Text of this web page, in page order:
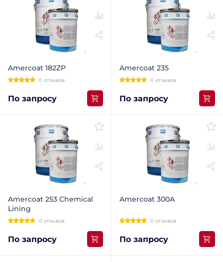
Amercoat 182ZP
0 отзывов
По запросу
Amercoat 235
0 отзывов
По запросу
Amercoat 253 Chemical
Lining
0 отзывов
По запросу
Amercoat 300A
0 отзывов
По запросу